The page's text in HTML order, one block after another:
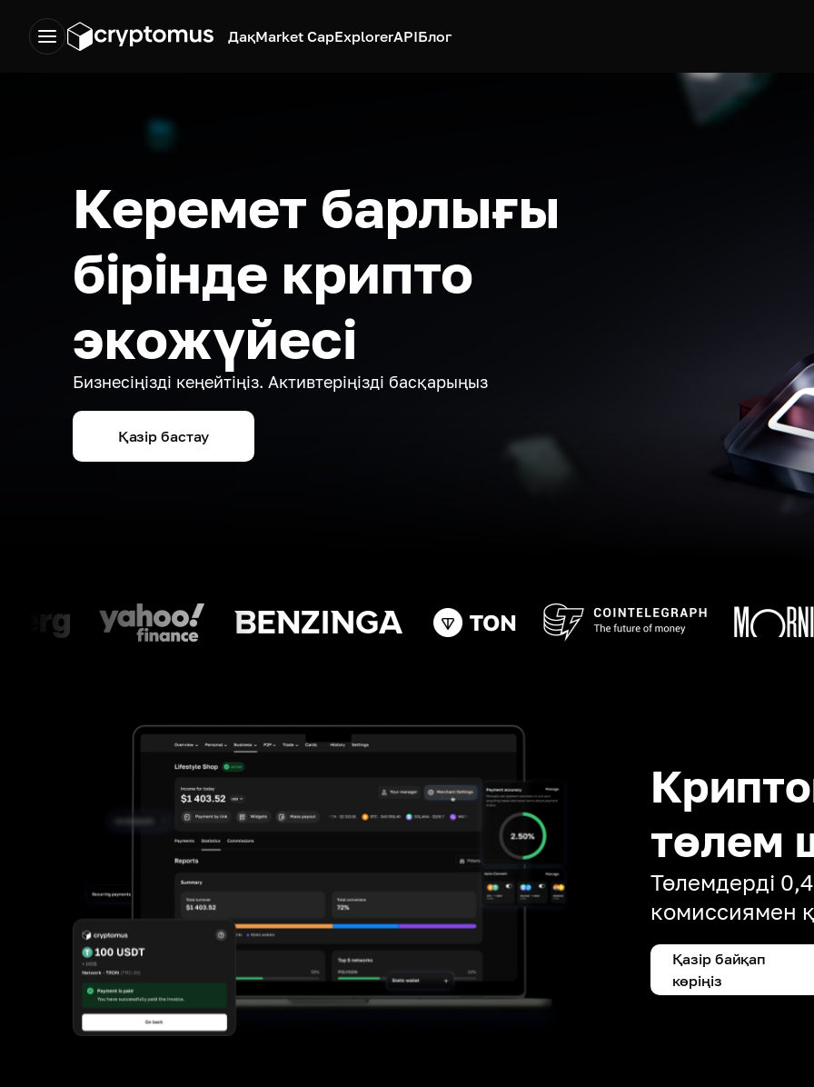
ДақMarket CapExplorerAPIБлог
Керемет барлығы
бірінде крипто
экожүйесі
Бизнесіңізді кеңейтіңіз. Активтеріңізді басқарыңыз
Қазір бастау
төлем
Төлемдерді
комиссиямен
Қазір байқап
көріңіз